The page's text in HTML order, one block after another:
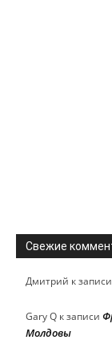
Свежие
Дмитрий к записи
Gary Q к записи
Молдовы